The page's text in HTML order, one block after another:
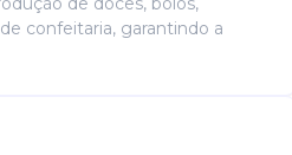
confeitaria, garantindo a